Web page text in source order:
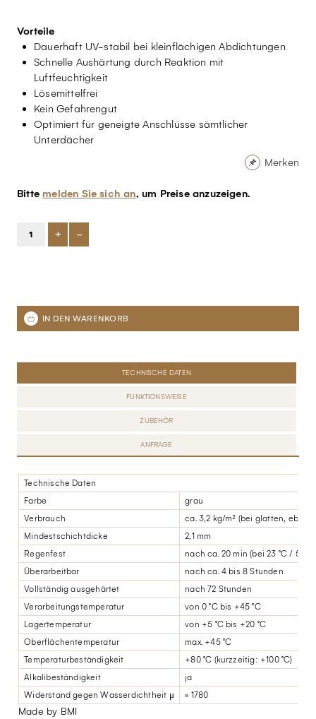
Vorteile
Dauerhaft UV-stabil bei kleinflächigen Abdichtungen
Schnelle Aushärtung durch Reaktion mit
Luftfeuchtigkeit
Lösemittelfrei
Kein Gefahrengut
Optimiert für geneigte Anschlüsse sämtlicher
Unterdächer
Merken
Bitte melden Sie sich an, um Preise anzuzeigen.
+ -
TECHNISCHE DATEN
FUNKTIONSWEISE
ZUBEHÖR
ANFRAGE
Technische Daten
Farbe
grau
Verbrauch
ca. 3,2 kg/m² (bei glatten,
Mindestschichtdicke
2,1 mm
Regenfest
nach ca. 20 min (bei 23 °C / 50%
Überarbeitbar
nach ca. 4 bis 8 Stunden
Vollständig ausgehärtet
nach 72 Stunden
Verarbeitungstemperatur
von 0 °C bis +45 °C
Lagertemperatur
von +5 °C bis +20 °C
Oberflächentemperatur
max. +45 °C
Temperaturbeständigkeit
+80 °C (kurzzeitig: +100 °C)
Alkalibeständigkeit
ja
Widerstand gegen Wasserdichtheit μ
≈ 1780
Made by BMI